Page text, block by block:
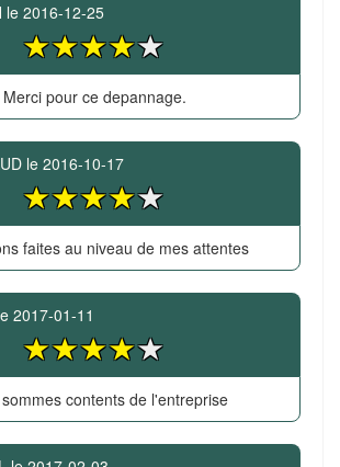
le 2016-12-25
Merci pour ce depannage.
le 2016-10-17
faites au niveau de mes attentes
2017-01-11
contents de l'entreprise